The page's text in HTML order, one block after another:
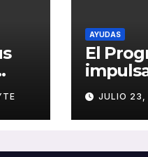
AYUDAS
El
conJULIO